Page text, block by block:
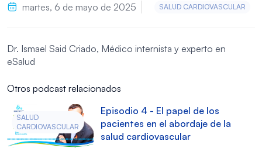
martes, 6 de mayo de 2025 SALUD CARDIOVASCULAR
Dr. Ismael Said Criado, Médico internista y experto en
eSalud
Otros podcast relacionados
SALUD
CARDIOVASCULAR
Episodio 4 - El papel de los
pacientes en el abordaje de la
salud cardiovascular